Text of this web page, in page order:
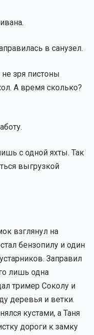
в санузел.
зря пистоны
А время сколько?
с одной яхты. Так
выгрузкой
взглянул на
бензопилу и один
Заправил
лишь одна
тример Соколу и
деревья и ветки.
кустами, а Таня
дороги к замку